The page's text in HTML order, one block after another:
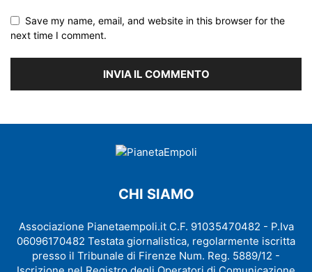
Save my name, email, and website in this browser for the
next time I comment.
CHI SIAMO
Associazione Pianetaempoli.it C.F. 91035470482 - P.Iva
06096170482 Testata giornalistica, regolarmente iscritta
presso il Tribunale di Firenze Num. Reg. 5889/12 -